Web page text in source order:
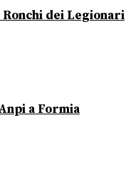
dei Legionari
a Formia